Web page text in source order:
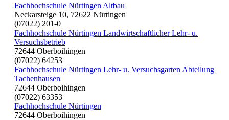
Fachhochschule Nürtingen Altbau
Neckarsteige 10, 72622 Nürtingen
(07022) 201-0
Fachhochschule Nürtingen Landwirtschaftlicher Lehr- u.
Versuchsbetrieb
72644 Oberboihingen
(07022) 64253
Fachhochschule Nürtingen Lehr- u. Versuchsgarten Abteilung
Tachenhausen
72644 Oberboihingen
(07022) 63353
Fachhochschule Nürtingen
72644 Oberboihingen